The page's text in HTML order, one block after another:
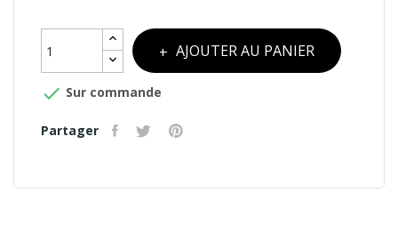
AJOUTER AU PANIER
 Sur commande
Partager